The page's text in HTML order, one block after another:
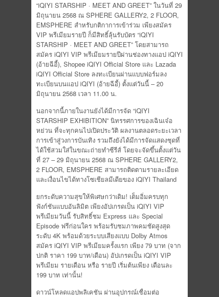
“iQIYI STARSHIP · MEET AND GREET” ในวันที่ 29
มิถุนายน 2568 ณ SPHERE​ GALLERY​2, 2 FLOOR,
EMSPHERE สำหรับกติกาการเข้าร่วม เพียงสมัคร
VIP พรีเมียมรายปี ก็มีสิทธิ์ลุ้นรับบัตร “iQIYI
STARSHIP · MEET AND GREET” โดยสามารถ
สมัคร iQIYI VIP พรีเมียมรายปีผ่านช่องทางแอป iQIYI
(อ้ายฉีอี้), Shopee iQIYI Official Store และ Lazada
iQIYI Official Store ลงทะเบียนผ่านแบบฟอร์มลง
ทะเบียนบนแอป iQIYI (อ้ายฉีอี้) ตั้งแต่วันนี้ – 20
มิถุนายน 2568 เวลา 11.00 น.
นอกจากนี้ภายในงานยังได้มีการจัด “iQIYI
STARSHIP EXHIBITION” นิทรรศการของเฉินเจ๋อ
หย่วน ที่จะทุกคนไปเปิดประวัติ ผลงานตลอดระยะเวลา
การเข้าสู่วงการบันเทิง รวมถึงยังได้มีการจัดแสดงชุดที่
ได้ใช้สวมใส่ในขณะถ่ายทำซีรีส์ โดยจะจัดขึ้นตั้งแต่วัน
ที่ 27 – 29 มิถุนายน 2568 ณ SPHERE​ GALLERY​2,
2 FLOOR, EMSPHERE สามารถติดตามรายละเอียด
และเงื่อนไขได้ทางโซเชียลมีเดียของ iQIYI Thailand
ยกระดับความสุขให้พิเศษกว่าเดิม! เต็มอิ่มครบทุก
ฟังก์ชันแบบอันลิมิต เพียงอัปเกรดเป็น iQIYI VIP
พรีเมียมวันนี้ รับสิทธิ์ชม Express และ Special
Episode ฟรีก่อนใคร พร้อมรับชมภาพคมชัดสูงสุด
ระดับ 4K พร้อมด้วยระบบเสียงแบบ Dolby Atmos
สมัคร iQIYI VIP พรีเมียมครั้งแรก เพียง 79 บาท (จาก
ปกติ ราคา 199 บาท/เดือน) อัปเกรดเป็น iQIYI VIP
พรีเมียม รายเดือน หรือ รายปี เริ่มต้นเพียง เดือนละ
199 บาท เท่านั้น!
ดาวน์โหลดแอปพลิเคชัน ผ่านอุปกรณ์เชื่อมต่อ